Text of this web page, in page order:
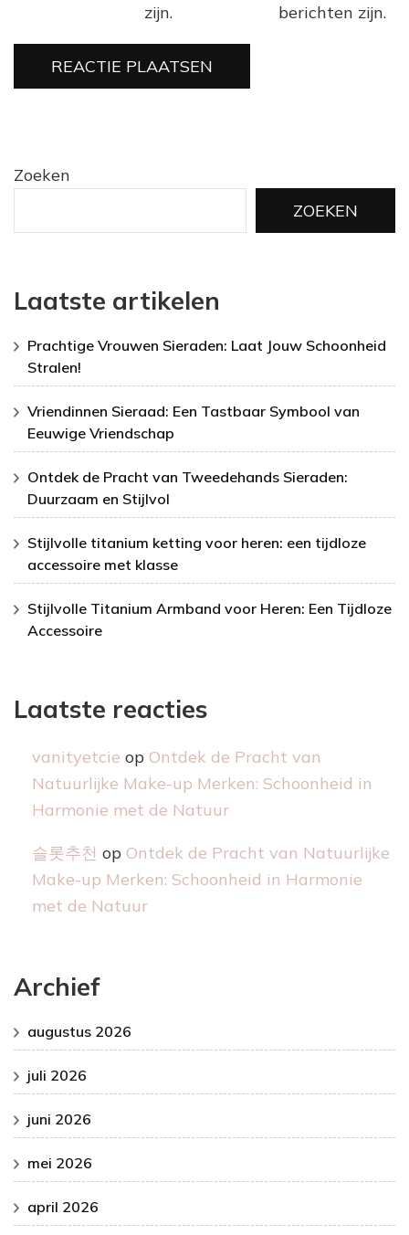
zijn.
berichten zijn.
Zoeken
ZOEKEN
Laatste artikelen
Prachtige Vrouwen Sieraden: Laat Jouw Schoonheid
Stralen!
Vriendinnen Sieraad: Een Tastbaar Symbool van
Eeuwige Vriendschap
Ontdek de Pracht van Tweedehands Sieraden:
Duurzaam en Stijlvol
Stijlvolle titanium ketting voor heren: een tijdloze
accessoire met klasse
Stijlvolle Titanium Armband voor Heren: Een Tijdloze
Accessoire
Laatste reacties
vanityetcie op Ontdek de Pracht van
Natuurlijke Make-up Merken: Schoonheid in
Harmonie met de Natuur
슬롯추천 op Ontdek de Pracht van Natuurlijke
Make-up Merken: Schoonheid in Harmonie
met de Natuur
Archief
augustus 2026
juli 2026
juni 2026
mei 2026
april 2026